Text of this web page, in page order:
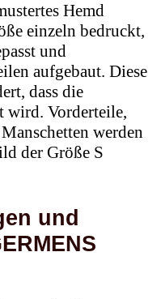
Hemd
einzeln bedruckt,
und
aufgebaut. Diese
dass die
wird. Vorderteile,
werden
der Größe S
und